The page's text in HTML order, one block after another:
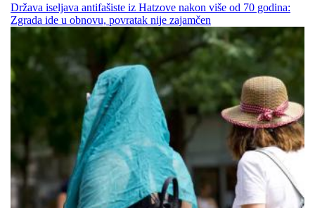
Država iseljava antifašiste iz Hatzove nakon više od 70 godina:
Zgrada ide u obnovu, povratak nije zajamčen